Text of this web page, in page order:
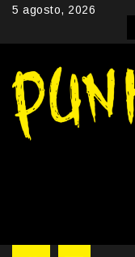
Skip5 agosto, 2026